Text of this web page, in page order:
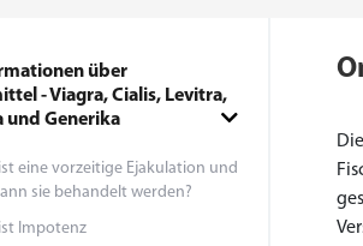
über
- Viagra, Cialis, Levitra,
und Generika
eine vorzeitige Ejakulation und
sie behandelt werden?
Impotenz